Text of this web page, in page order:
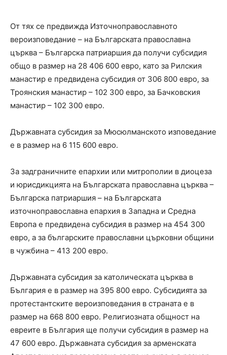
От тях се предвижда Източноправославното
вероизповедание – на Българската православна
църква – Българска патриаршия да получи субсидия
общо в размер на 28 406 600 евро, като за Рилския
манастир е предвидена субсидия от 306 800 евро, за
Троянския манастир – 102 300 евро, за Бачковския
манастир – 102 300 евро.
Държавната субсидия за Мюсюлманското изповедание
е в размер на 6 115 600 евро.
За задграничните епархии или митрополии в диоцеза
и юрисдикцията на Българската православна църква –
Българска патриаршия – на Българската
източноправославна епархия в Западна и Средна
Европа е предвидена субсидия в размер на 454 300
евро, а за българските православни църковни общини
в чужбина – 413 200 евро.
Държавната субсидия за католическата църква в
България е в размер на 395 800 евро. Субсидията за
протестантските вероизповедания в страната е в
размер на 668 800 евро. Религиозната общност на
евреите в България ще получи субсидия в размер на
47 600 евро. Държавната субсидия за арменската